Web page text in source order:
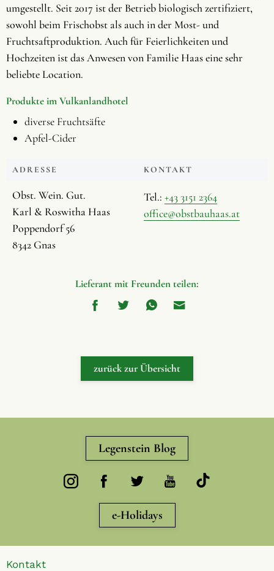
umgestellt. Seit 2017 ist der Betrieb biologisch zertifiziert,
sowohl beim Frischobst als auch in der Most- und
Fruchtsaftproduktion. Auch für Feierlichkeiten und
Hochzeiten ist das Anwesen von Familie Haas eine sehr
beliebte Location.
Produkte im Vulkanlandhotel
diverse Fruchtsäfte
Apfel-Cider
ADRESSE KONTAKT
Obst. Wein. Gut.
Karl & Roswitha Haas
Poppendorf 56
8342 Gnas
Tel.: +43 3151 2364
office@obstbauhaas.at
Lieferant mit Freunden teilen:
zurück zur Übersicht
Legenstein Blog
e-Holidays
Kontakt